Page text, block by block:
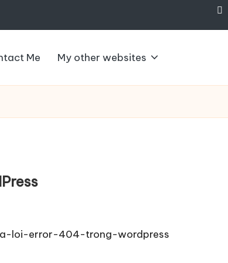
Me My other websites
loi-error-404-trong-wordpress